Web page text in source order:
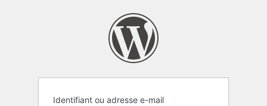
Identifiant ou adresse e-mail